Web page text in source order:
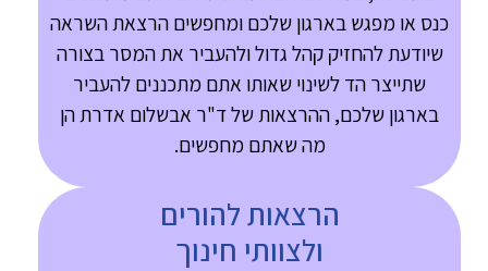
כנס או מפגש בארגון שלכם ומחפשים הרצאת השראה
שיודעת להחזיק קהל גדול ולהעביר את המסר בצורה
שתייצר הד לשינוי שאותו אתם מתכננים להעביר
בארגון שלכם, ההרצאות של ד"ר אבשלום אדרת הן
מה שאתם מחפשים.
הרצאות להורים
ולצוותי חינוך